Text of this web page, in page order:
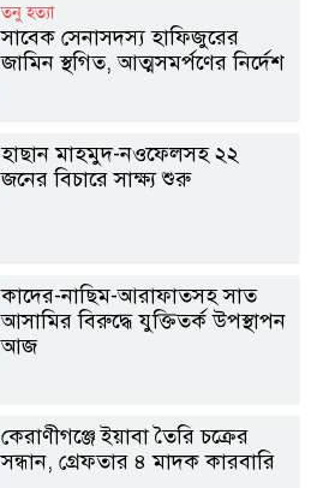
তনু হত্যা
সাবেক সেনাসদস্য হাফিজুরের
জামিন স্থগিত, আত্মসমর্পণের নির্দেশ
হাছান মাহমুদ-নওফেলসহ ২২
জনের বিচারে সাক্ষ্য শুরু
কাদের-নাছিম-আরাফাতসহ সাত
আসামির বিরুদ্ধে যুক্তিতর্ক উপস্থাপন
আজ
কেরাণীগঞ্জে ইয়াবা তৈরি চক্রের
সন্ধান, গ্রেফতার ৪ মাদক কারবারি